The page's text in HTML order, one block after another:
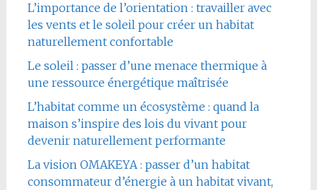
L’importance de l’orientation : travailler avec
les vents et le soleil pour créer un habitat
naturellement confortable
Le soleil : passer d’une menace thermique à
une ressource énergétique maîtrisée
L’habitat comme un écosystème : quand la
maison s’inspire des lois du vivant pour
devenir naturellement performante
La vision OMAKEYA : passer d’un habitat
consommateur d’énergie à un habitat vivant,